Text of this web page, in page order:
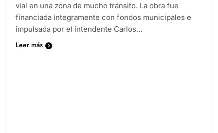
vial en una zona de mucho tránsito. La obra fue
financiada íntegramente con fondos municipales e
impulsada por el intendente Carlos…
Leer más